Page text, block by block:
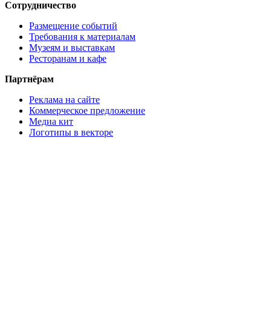
Сотрудничество
Размещение событий
Требования к материалам
Музеям и выставкам
Ресторанам и кафе
Партнёрам
Реклама на сайте
Коммерческое предложение
Медиа кит
Логотипы в векторе